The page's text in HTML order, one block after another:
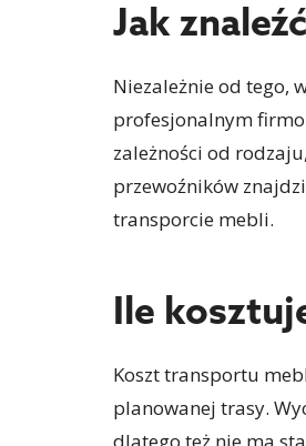
Jak
Niezależnie od tego,
profesjonalnym
zależności od
przewoźników
transporcie mebli.
Ile
Koszt transportu
planowanej trasy.
dlatego też nie ma